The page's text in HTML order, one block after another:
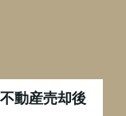
動産売却後